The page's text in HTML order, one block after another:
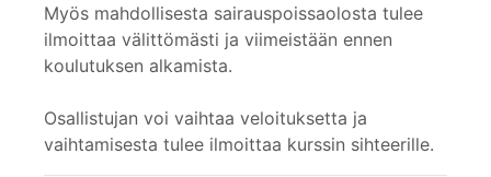
Myös mahdollisesta sairauspoissaolosta tulee
ilmoittaa välittömästi ja viimeistään ennen
koulutuksen alkamista.
Osallistujan voi vaihtaa veloituksetta ja
vaihtamisesta tulee ilmoittaa kurssin sihteerille.